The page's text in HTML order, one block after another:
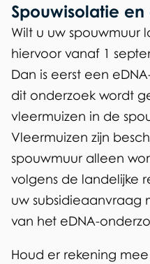
k
i
s
e
x
t
e
r
n
)
Spouwisolatie
Wilt u uw spouwmuur
hiervoor vanaf 1
Dan is eerst een
dit onderzoek wordt
vleermuizen in de
Vleermuizen zijn
spouwmuur alleen
volgens de landelijke
uw subsidieaanvraag
van het eDNA-
Houd er rekening